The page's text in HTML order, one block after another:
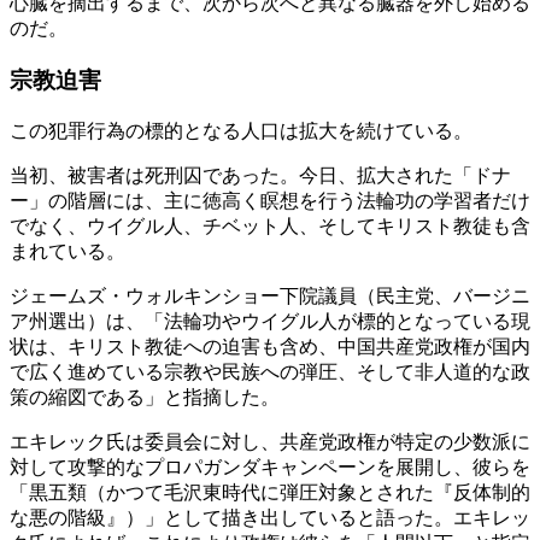
のだ。
宗教迫害
この犯罪行為の標的となる人口は拡大を続けている。
当初、被害者は死刑囚であった。今日、拡大された「ドナ
ー」の階層には、主に徳高く瞑想を行う法輪功の学習者だけ
でなく、ウイグル人、チベット人、そしてキリスト教徒も含
まれている。
ジェームズ・ウォルキンショー下院議員（民主党、バージニ
ア州選出）は、「法輪功やウイグル人が標的となっている現
状は、キリスト教徒への迫害も含め、中国共産党政権が国内
で広く進めている宗教や民族への弾圧、そして非人道的な政
策の縮図である」と指摘した。
エキレック氏は委員会に対し、共産党政権が特定の少数派に
対して攻撃的なプロパガンダキャンペーンを展開し、彼らを
「黒五類（かつて毛沢東時代に弾圧対象とされた『反体制的
な悪の階級』）」として描き出していると語った。エキレッ